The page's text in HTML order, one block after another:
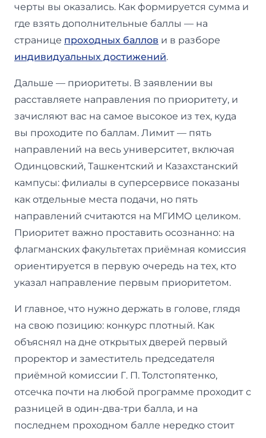
черты вы оказались. Как формируется сумма и
где взять дополнительные баллы — на
странице проходных баллов и в разборе
индивидуальных достижений.
Дальше — приоритеты. В заявлении вы
расставляете направления по приоритету, и
зачисляют вас на самое высокое из тех, куда
вы проходите по баллам. Лимит — пять
направлений на весь университет, включая
Одинцовский, Ташкентский и Казахстанский
кампусы: филиалы в суперсервисе показаны
как отдельные места подачи, но пять
направлений считаются на МГИМО целиком.
Приоритет важно проставить осознанно: на
флагманских факультетах приёмная комиссия
ориентируется в первую очередь на тех, кто
указал направление первым приоритетом.
И главное, что нужно держать в голове, глядя
на свою позицию: конкурс плотный. Как
объяснял на дне открытых дверей первый
проректор и заместитель председателя
приёмной комиссии Г. П. Толстопятенко,
отсечка почти на любой программе проходит с
разницей в один-два-три балла, и на
последнем проходном балле нередко стоит